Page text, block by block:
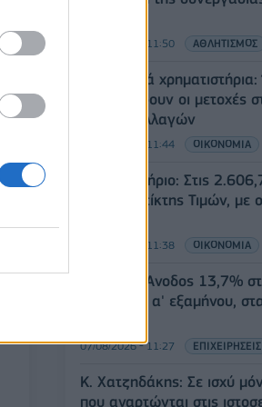
07/08/2026 - 11:50 ΑΘΛΗΤΙΣΜΟΣ
Ευρωπαϊκά
καταγράφουν οι μετοχές
των συναλλαγών
07/08/2026 - 11:44 ΟΙΚΟΝΟΜΙΑ
Χρηματιστήριο: Στις
Γενικός Δείκτης Τιμών,
07/08/2026 - 11:38 ΟΙΚΟΝΟΜΙΑ
Generali: Άνοδος 13,7%
κέρδη του α' εξαμήνου,
07/08/2026 - 11:27 ΕΠΙΧΕΙΡΗΣΕΙΣ
Κ. Χατζηδάκης: Σε ισχύ
που αναρτώνται στις